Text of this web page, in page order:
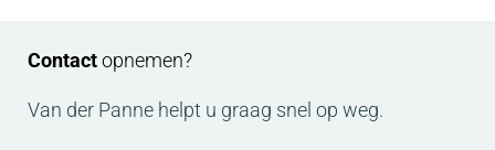
Contactopnemen?
Van der Panne helpt u graag snel op weg.